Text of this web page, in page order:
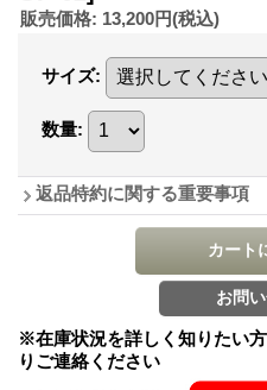
販売価格: 13,200円(税込)
サイズ:
数量:
返品特約に関する重要事項
※在庫状況を詳しく知りたい
りご連絡ください